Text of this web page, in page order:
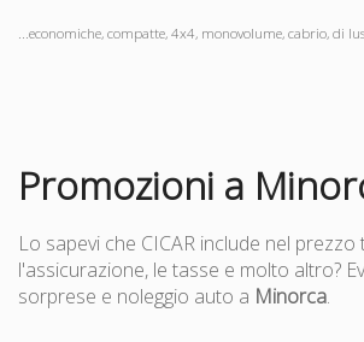
...economiche, compatte, 4x4, monovolume, cabrio, di
Promozioni a
Lo sapevi che CICAR include nel prezzo
l'assicurazione, le tasse e molto altro?
sorprese e noleggio auto a Minorca.